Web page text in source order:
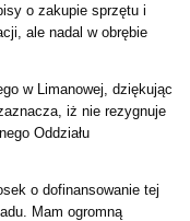
o zakupie sprzętu i
ale nadal w obrębie
w Limanowej, dziękując
iż nie rezygnuje
Oddziału
o dofinansowanie tej
Mam ogromną